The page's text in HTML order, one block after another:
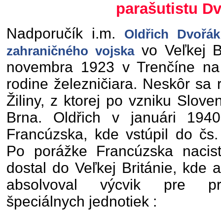
parašutistu
Nadporučík i.m. Oldřich Dvořák
zahraničného vojskavo Veľkej
novembra 1923 v Trenčíne
rodine železničiara. Neskôr sa
Žiliny, z ktorej po vzniku
Brna. Oldřich v januári
Francúzska, kde vstúpil do
Po porážke Francúzska
dostal do Veľkej Británie, kde
absolvoval výcvik pre
špeciálnych jednotiek :